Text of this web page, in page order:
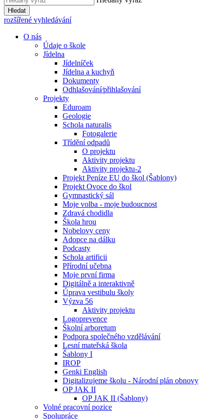
Hledat
rozšířené vyhledávání
O nás
Údaje o škole
Jídelna
Jídelníček
Jídelna a kuchyň
Dokumenty
Odhlašování⁄přihlašování
Projekty
Eduroam
Geologie
Schola naturalis
Fotogalerie
Třídění odpadů
O projektu
Aktivity projektu
Aktivity projektu-2
Projekt Peníze EU do škol (Šablony)
Projekt Ovoce do škol
Gymnastický sál
Moje volba - moje budoucnost
Zdravá chodidla
Škola hrou
Nobelovy ceny
Adopce na dálku
Podcasty
Schola artificii
Přírodní učebna
Moje první firma
Digitálně a interaktivně
Úprava vestibulu školy
Výzva 56
Aktivity projektu
Logoprevence
Školní arboretum
Podpora společného vzdělávání
Lesní mateřská škola
Šablony I
IROP
Genki English
Digitalizujeme školu - Národní plán obnovy
OP JAK II
OP JAK II (Šablony)
Volné pracovní pozice
Spolupráce